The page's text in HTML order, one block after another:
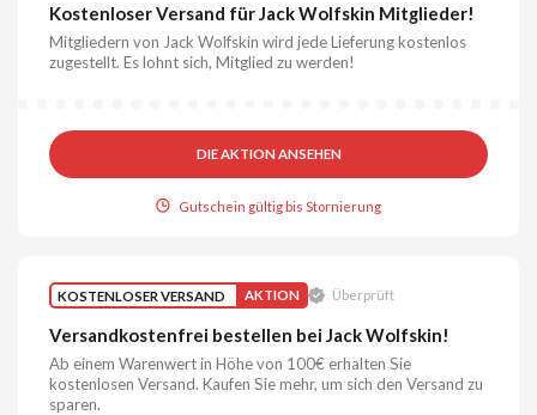
Kostenloser Versand für Jack Wolfskin Mitglieder!
Mitgliedern von Jack Wolfskin wird jede Lieferung kostenlos
zugestellt. Es lohnt sich, Mitglied zu werden!
DIE AKTION ANSEHEN
Gutschein gültig bis Stornierung
KOSTENLOSER VERSAND AKTION Überprüft
Versandkostenfrei bestellen bei Jack Wolfskin!
Ab einem Warenwert in Höhe von 100€ erhalten Sie
kostenlosen Versand. Kaufen Sie mehr, um sich den Versand zu
sparen.